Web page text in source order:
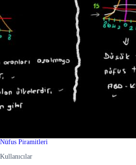
Nüfus Piramitleri
Kullanıcılar